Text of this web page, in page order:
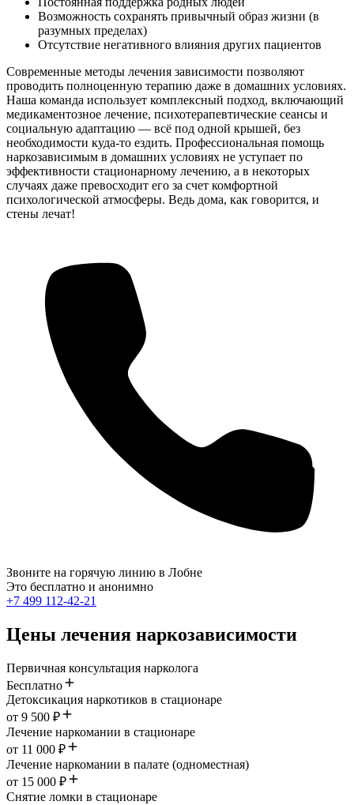
Возможность сохранять привычный образ жизни (в
разумных пределах)
Отсутствие негативного влияния других пациентов
Современные методы лечения зависимости позволяют
проводить полноценную терапию даже в домашних условиях.
Наша команда использует комплексный подход, включающий
медикаментозное лечение, психотерапевтические сеансы и
социальную адаптацию — всё под одной крышей, без
необходимости куда-то ездить. Профессиональная помощь
наркозависимым в домашних условиях не уступает по
эффективности стационарному лечению, а в некоторых
случаях даже превосходит его за счет комфортной
психологической атмосферы. Ведь дома, как говорится, и
стены лечат!
Звоните на горячую линию в Лобне
Это бесплатно и анонимно
+7 499 112-42-21
Цены лечения наркозависимости
Первичная консультация нарколога
Бесплатно
Детоксикация наркотиков в стационаре
от 9 500 ₽
Лечение наркомании в стационаре
от 11 000 ₽
Лечение наркомании в палате (одноместная)
от 15 000 ₽
Снятие ломки в стационаре